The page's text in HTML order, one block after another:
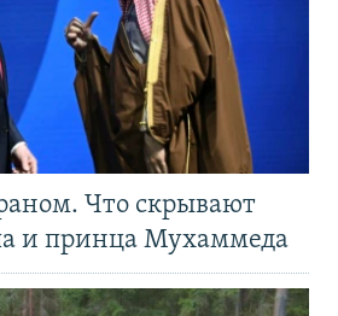
Что скрывают
и принца Мухаммеда